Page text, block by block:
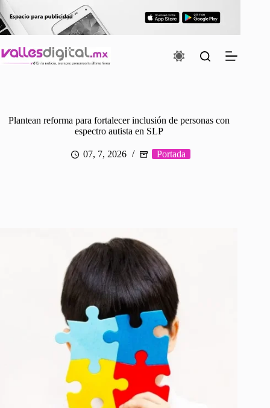
al
contenido
Plantean reforma para fortalecer inclusión de personas con
espectro autista en SLP
07, 7, 2026 Portada